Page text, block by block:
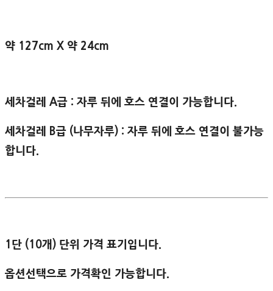
약 127cm X 약 24cm
세차걸레 A급 : 자루 뒤에 호스 연결이 가능합니다.
세차걸레 B급 (나무자루) : 자루 뒤에 호스 연결이 불가능
합니다.
1단 (10개) 단위 가격 표기입니다.
옵션선택으로 가격확인 가능합니다.